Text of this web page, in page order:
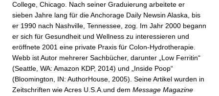
College, Chicago. Nach seiner Graduierung arbeitete er
sieben Jahre lang für die Anchorage Daily Newsin Alaska, bis
er 1990 nach Nashville, Tennessee, zog. Im Jahr 2000 begann
er sich für Gesundheit und Wellness zu interessieren und
eröffnete 2001 eine private Praxis für Colon-Hydrotherapie.
Webb ist Autor mehrerer Sachbücher, darunter „Low Ferritin“
(Seattle, WA: Amazon KDP, 2014) und „Inside Poop“
(Bloomington, IN: AuthorHouse, 2005). Seine Artikel wurden in
Zeitschriften wie Acres U.S.A.und dem Message Magazine